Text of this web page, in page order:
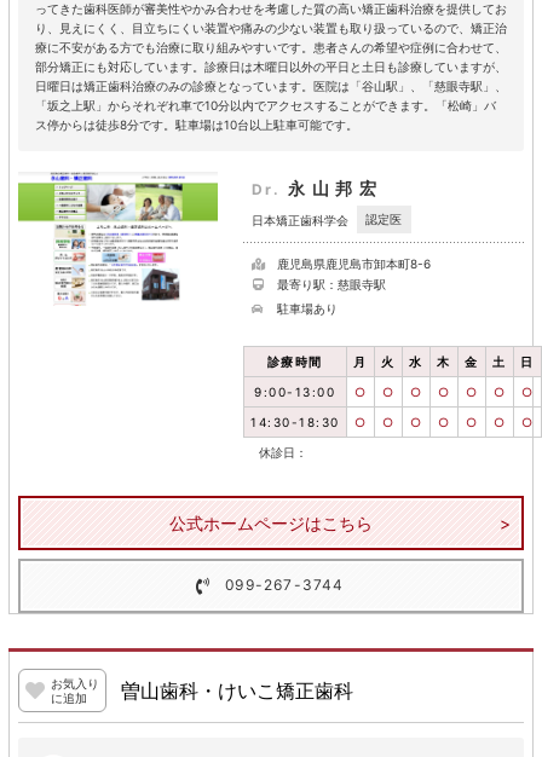
ってきた歯科医師が審美性やかみ合わせを考慮した質の高い矯正歯科治療を提供してお
り、見えにくく、目立ちにくい装置や痛みの少ない装置も取り扱っているので、矯正治
療に不安がある方でも治療に取り組みやすいです。患者さんの希望や症例に合わせて、
部分矯正にも対応しています。診療日は木曜日以外の平日と土日も診療していますが、
日曜日は矯正歯科治療のみの診療となっています。医院は「谷山駅」、「慈眼寺駅」、
「坂之上駅」からそれぞれ車で10分以内でアクセスすることができます。「松崎」バ
ス停からは徒歩8分です。駐車場は10台以上駐車可能です。
Dr. 永山邦宏
日本矯正歯科学会 認定医
鹿児島県鹿児島市卸本町8-6
最寄り駅：慈眼寺駅
駐車場あり
診療時間 月 火 水 木 金 土 日
9:00-13:00 ○ ○ ○ ○ ○ ○ ○
14:30-18:30 ○ ○ ○ ○ ○ ○ ○
休診日：
公式ホームページはこちら
099-267-3744
お気入り
に追加
曽山歯科・けいこ矯正歯科